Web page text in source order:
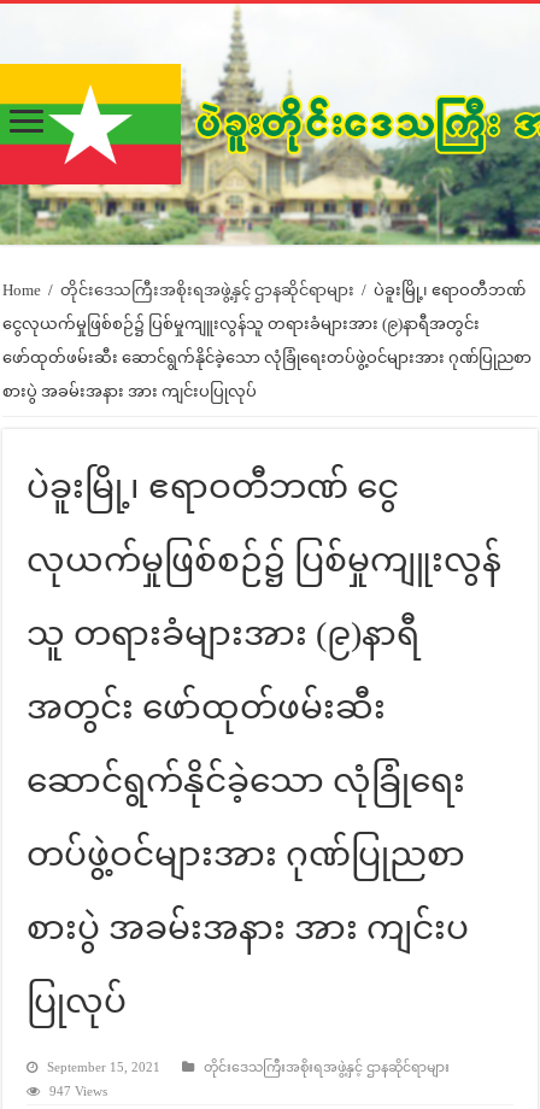
Home / တိုင်းဒေသကြီးအစိုးရအဖွဲ့နှင့် ဌာနဆိုင်ရာများ / ပဲခူးမြို့၊ ဧရာဝတီဘဏ်
ငွေလုယက်မှုဖြစ်စဉ်၌ ပြစ်မှုကျူးလွန်သူ တရားခံများအား (၉)နာရီအတွင်း
ဖော်ထုတ်ဖမ်းဆီး ဆောင်ရွက်နိုင်ခဲ့သော လုံခြုံရေးတပ်ဖွဲ့ဝင်များအား ဂုဏ်ပြုညစာ
စားပွဲ အခမ်းအနား အား ကျင်းပပြုလုပ်
ပဲခူးမြို့၊ ဧရာဝတီဘဏ် ငွေ
လုယက်မှုဖြစ်စဉ်၌ ပြစ်မှုကျူးလွန်
သူ တရားခံများအား (၉)နာရီ
အတွင်း ဖော်ထုတ်ဖမ်းဆီး
ဆောင်ရွက်နိုင်ခဲ့သော လုံခြုံရေး
တပ်ဖွဲ့ဝင်များအား ဂုဏ်ပြုညစာ
စားပွဲ အခမ်းအနား အား ကျင်းပ
ပြုလုပ်
September 15, 2021
တိုင်းဒေသကြီးအစိုးရအဖွဲ့နှင့် ဌာနဆိုင်ရာများ
947 Views